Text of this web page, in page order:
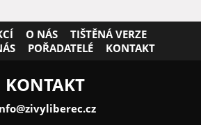
O NÁS
TIŠTĚNÁ VERZE
POŘADATELÉ KONTAKT
KONTAKT